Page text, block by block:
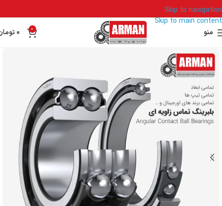
Skip to navigation
Skip to main content
منو
0
0